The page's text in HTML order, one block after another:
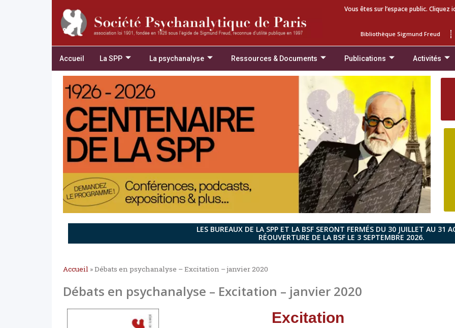
Vous êtes sur l’espace public.
Bibliothèque Sigmund Freud
Accueil La SPP La psychanalyse Ressources & Documents Publications Activités
LES BUREAUX DE LA SPP ET LA BSF SERONT FERMÉS DU 30 JUILLET AU 31
RÉOUVERTURE DE LA BSF LE 3 SEPTEMBRE 2026.
Accueil »Débats en psychanalyse – Excitation – janvier 2020
Débats en psychanalyse – Excitation – janvier 2020
Excitation